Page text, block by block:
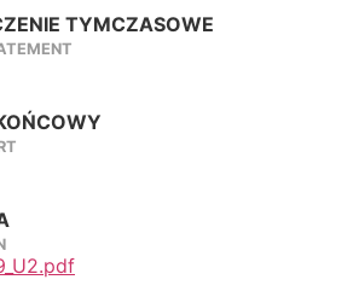
TYMCZASOWE